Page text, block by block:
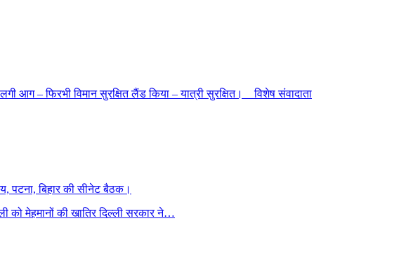
आग – फिरभी विमान सुरक्षित लैंड किया – यात्री सुरक्षित। विशेष संवादाता
पटना, बिहार की सीनेट बैठक।
को मेहमानों की खातिर दिल्ली सरकार ने…